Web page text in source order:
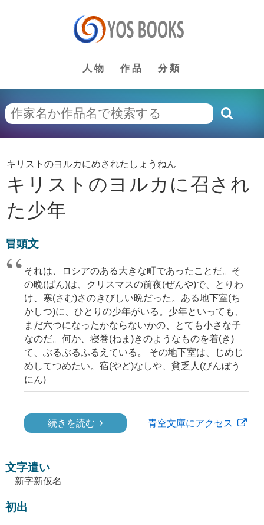
人物 作品 分類
キリストのヨルカにめされたしょうねん
キリストのヨルカに召され
た少年
冒頭文
それは、ロシアのある大きな町であったことだ。そ
の晩(ばん)は、クリスマスの前夜(ぜんや)で、とりわ
け、寒(さむ)さのきびしい晩だった。ある地下室(ち
かしつ)に、ひとりの少年がいる。少年といっても、
まだ六つになったかならないかの、とても小さな子
なのだ。何か、寝巻(ねま)きのようなものを着(き)
て、ぶるぶるふるえている。 その地下室は、じめじ
めしてつめたい。宿(やど)なしや、貧乏人(びんぼう
にん)
続きを読む 青空文庫にアクセス
文字遣い
新字新仮名
初出